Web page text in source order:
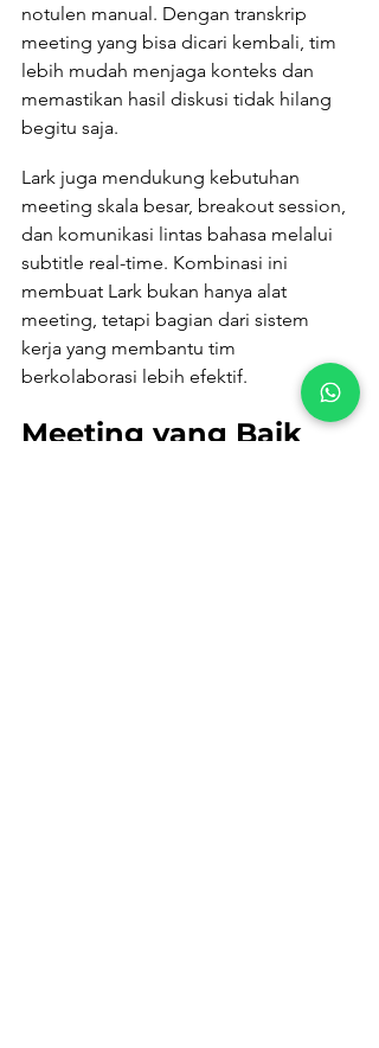
notulen manual. Dengan transkrip
meeting yang bisa dicari kembali, tim
lebih mudah menjaga konteks dan
memastikan hasil diskusi tidak hilang
begitu saja.
Lark juga mendukung kebutuhan
meeting skala besar, breakout session,
dan komunikasi lintas bahasa melalui
subtitle real-time. Kombinasi ini
membuat Lark bukan hanya alat
meeting, tetapi bagian dari sistem
kerja yang membantu tim
berkolaborasi lebih efektif.
Meeting yang Baik